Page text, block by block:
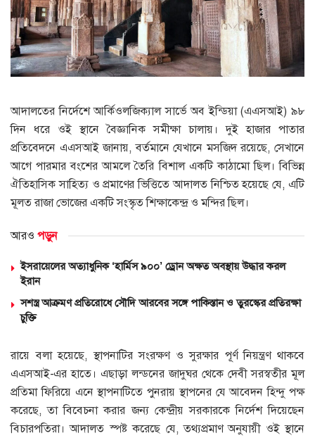
আদালতের নির্দেশে আর্কিওলজিক্যাল সার্ভে অব ইন্ডিয়া (এএসআই) ৯৮
দিন ধরে ওই স্থানে বৈজ্ঞানিক সমীক্ষা চালায়। দুই হাজার পাতার
প্রতিবেদনে এএসআই জানায়, বর্তমানে যেখানে মসজিদ রয়েছে, সেখানে
আগে পারমার বংশের আমলে তৈরি বিশাল একটি কাঠামো ছিল। বিভিন্ন
ঐতিহাসিক সাহিত্য ও প্রমাণের ভিত্তিতে আদালত নিশ্চিত হয়েছে যে, এটি
মূলত রাজা ভোজের একটি সংস্কৃত শিক্ষাকেন্দ্র ও মন্দির ছিল।
আরও পড়ুন
ইসরায়েলের অত্যাধুনিক ‘হার্মিস ৯০০’ ড্রোন অক্ষত অবস্থায় উদ্ধার করল
ইরান
সশস্ত্র আক্রমণ প্রতিরোধে সৌদি আরবের সঙ্গে পাকিস্তান ও তুরস্কের প্রতিরক্ষা
চুক্তি
রায়ে বলা হয়েছে, স্থাপনাটির সংরক্ষণ ও সুরক্ষার পূর্ণ নিয়ন্ত্রণ থাকবে
এএসআই-এর হাতে। এছাড়া লন্ডনের জাদুঘর থেকে দেবী সরস্বতীর মূল
প্রতিমা ফিরিয়ে এনে স্থাপনাটিতে পুনরায় স্থাপনের যে আবেদন হিন্দু পক্ষ
করেছে, তা বিবেচনা করার জন্য কেন্দ্রীয় সরকারকে নির্দেশ দিয়েছেন
বিচারপতিরা। আদালত স্পষ্ট করেছে যে, তথ্যপ্রমাণ অনুযায়ী ওই স্থানে